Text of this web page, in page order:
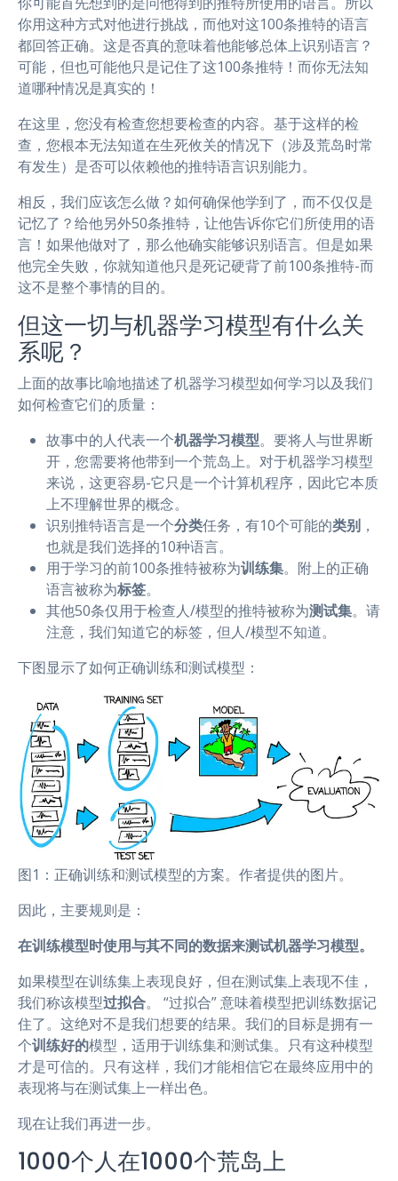
你用这种方式对他进行挑战，而他对这100条推特的语言
都回答正确。这是否真的意味着他能够总体上识别语言？
可能，但也可能他只是记住了这100条推特！而你无法知
道哪种情况是真实的！
在这里，您没有检查您想要检查的内容。基于这样的检
查，您根本无法知道在生死攸关的情况下（涉及荒岛时常
有发生）是否可以依赖他的推特语言识别能力。
相反，我们应该怎么做？如何确保他学到了，而不仅仅是
记忆了？给他另外50条推特，让他告诉你它们所使用的语
言！如果他做对了，那么他确实能够识别语言。但是如果
他完全失败，你就知道他只是死记硬背了前100条推特-而
这不是整个事情的目的。
但这一切与机器学习模型有什么关
系呢？
上面的故事比喻地描述了机器学习模型如何学习以及我们
如何检查它们的质量：
故事中的人代表一个机器学习模型。要将人与世界断
开，您需要将他带到一个荒岛上。对于机器学习模型
来说，这更容易-它只是一个计算机程序，因此它本质
上不理解世界的概念。
识别推特语言是一个分类任务，有10个可能的类别 ，
也就是我们选择的10种语言。
用于学习的前100条推特被称为训练集。附上的正确
语言被称为标签。
其他50条仅用于检查人/模型的推特被称为测试集。请
注意，我们知道它的标签，但人/模型不知道。
下图显示了如何正确训练和测试模型：
图1：正确训练和测试模型的方案。作者提供的图片。
因此，主要规则是：
在训练模型时使用与其不同的数据来测试机器学习模型。
如果模型在训练集上表现良好，但在测试集上表现不佳，
我们称该模型过拟合。 “过拟合” 意味着模型把训练数据记
住了。这绝对不是我们想要的结果。我们的目标是拥有一
个训练好的模型，适用于训练集和测试集。只有这种模型
才是可信的。只有这样，我们才能相信它在最终应用中的
表现将与在测试集上一样出色。
现在让我们再进一步。
1000个人在1000个荒岛上